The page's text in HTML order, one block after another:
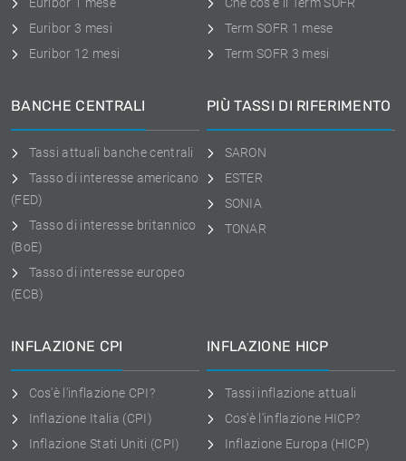
Euribor 3 mesi
Euribor 12 mesi
Term SOFR 1 mese
Term SOFR 3 mesi
BANCHE CENTRALI
Tassi attuali banche centrali
Tasso di interesse americano
(FED)
Tasso di interesse britannico
(BoE)
Tasso di interesse europeo
(ECB)
PIÙ TASSI DI RIFERIMENTO
SARON
ESTER
SONIA
TONAR
INFLAZIONE CPI
Cos'è l'inflazione CPI?
Inflazione Italia (CPI)
Inflazione Stati Uniti (CPI)
INFLAZIONE HICP
Tassi inflazione attuali
Cos'è l'inflazione HICP?
Inflazione Europa (HICP)